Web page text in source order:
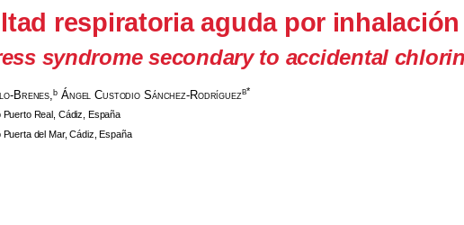
respiratoria aguda por
syndrome secondary to accidental
Brenes,b Ángel Custodio Sánchez-Rodríguezb*
Real, Cádiz, España
del Mar, Cádiz, España